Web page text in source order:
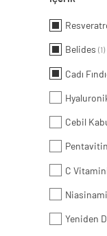
Belides (1)
Cadı
Cebil
Pentavitin
C
Yeniden